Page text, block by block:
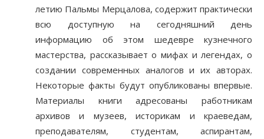
летию Пальмы Мерцалова, содержит практически
всю доступную на сегодняшний день
информацию об этом шедевре кузнечного
мастерства, рассказывает о мифах и легендах, о
создании современных аналогов и их авторах.
Некоторые факты будут опубликованы впервые.
Материалы книги адресованы работникам
архивов и музеев, историкам и краеведам,
преподавателям, студентам, аспирантам,